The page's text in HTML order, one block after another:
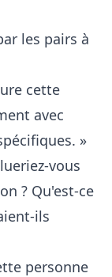
les pairs à
cette
avec
»
vous
? Qu'est-ce
ils
personne